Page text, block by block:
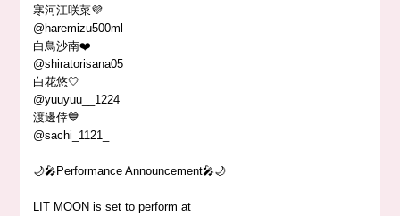
寒河江咲菜💜
@haremizu500ml
白鳥沙南❤️
@shiratorisana05
白花悠🤍
@yuuyuu__1224
渡邊倖💙
@sachi_1121_
🌙🎤Performance Announcement🎤🌙
LIT MOON is set to perform at